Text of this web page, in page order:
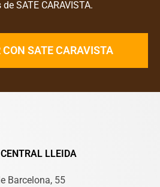
SATE CARAVISTA.
SATE CARAVISTA
LLEIDA
Barcelona, 55